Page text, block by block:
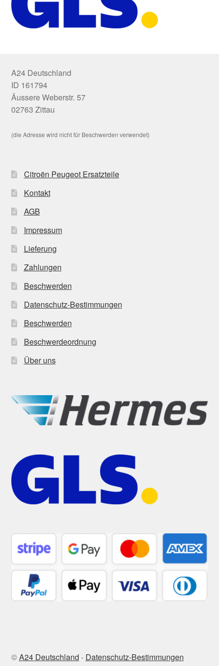
A24 Deutschland
ID 161794
Äussere Weberstr. 57
02763 Zittau
(die Adresse wird nicht für Beschwerden verwendet)
Citroën Peugeot Ersatzteile
Kontakt
AGB
Impressum
Lieferung
Zahlungen
Beschwerden
Datenschutz-Bestimmungen
Beschwerden
Beschwerdeordnung
Über uns
©A24 Deutschland - Datenschutz-Bestimmungen